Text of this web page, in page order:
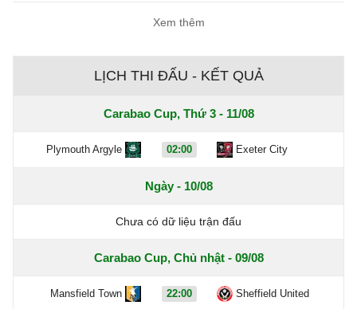
Xem thêm
LỊCH THI ĐẤU - KẾT QUẢ
Carabao Cup, Thứ 3 - 11/08
Plymouth Argyle 02:00 Exeter City
Ngày - 10/08
Chưa có dữ liệu trận đấu
Carabao Cup, Chủ nhật - 09/08
Mansfield Town 22:00 Sheffield United